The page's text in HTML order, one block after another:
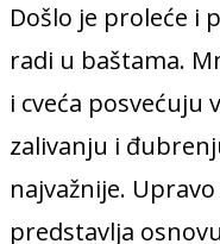
Došlo je proleće i
radi u baštama.
i cveća posvećuju
zalivanju i
najvažnije. Upravo
predstavlja